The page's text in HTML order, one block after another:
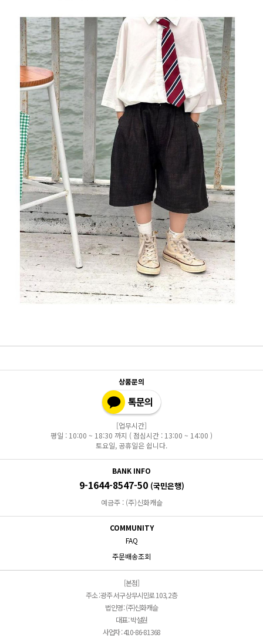
상품문의
[업무시간]
평일 : 10:00 ~ 18:30 까지 ( 점심시간 : 13:00 ~ 14:00 )
토요일, 공휴일은 쉽니다.
BANK INFO
9-1644-8547-50 (국민은행)
예금주 : (주)신화캐슬
COMMUNITY
FAQ
주문배송조회
[본점]
주소 : 광주 서구 상무시민로 103, 2층
법인명 : (주)신화캐슬
대표 : 박설원
사업자 : 410-86-81368